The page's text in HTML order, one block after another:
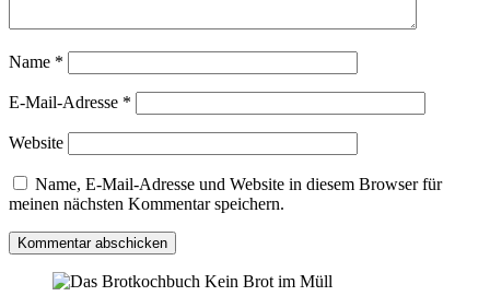
Name *
E-Mail-Adresse *
Website
Name, E-Mail-Adresse und Website in diesem Browser für
meinen nächsten Kommentar speichern.